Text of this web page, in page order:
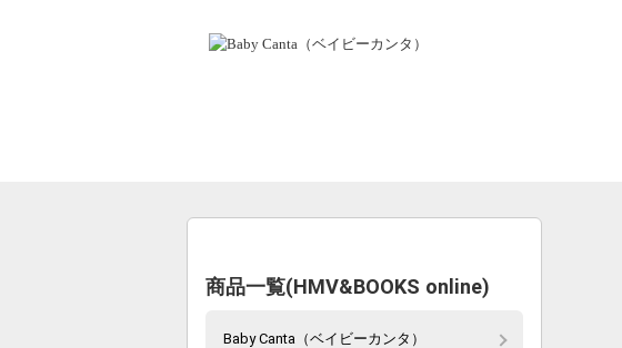
商品一覧(HMV&BOOKS online)
Baby Canta（ベイビーカンタ）